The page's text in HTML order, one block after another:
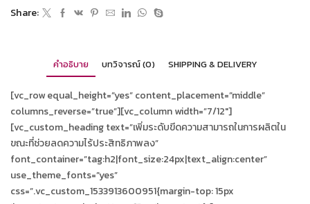
Share:
คำอธิบาย บทวิจารณ์ (0) SHIPPING & DELIVERY
[vc_row equal_height=”yes” content_placement=”middle”
columns_reverse=”true”][vc_column width=”7/12″]
[vc_custom_heading text=”เพิ่มระดับขีดความสามารถในการผลิตใน
ขณะที่ช่วยลดความไร้ประสิทธิภาพลง”
font_container=”tag:h2|font_size:24px|text_align:center”
use_theme_fonts=”yes”
css=”.vc_custom_1533913600951{margin-top: 15px